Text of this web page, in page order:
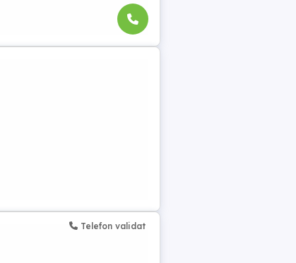
Telefon validat